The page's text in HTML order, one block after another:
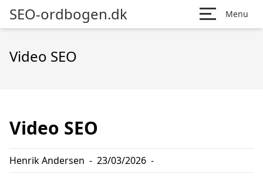
SEO-ordbogen.dk Menu
Video SEO
Video SEO
Henrik Andersen - 23/03/2026 -